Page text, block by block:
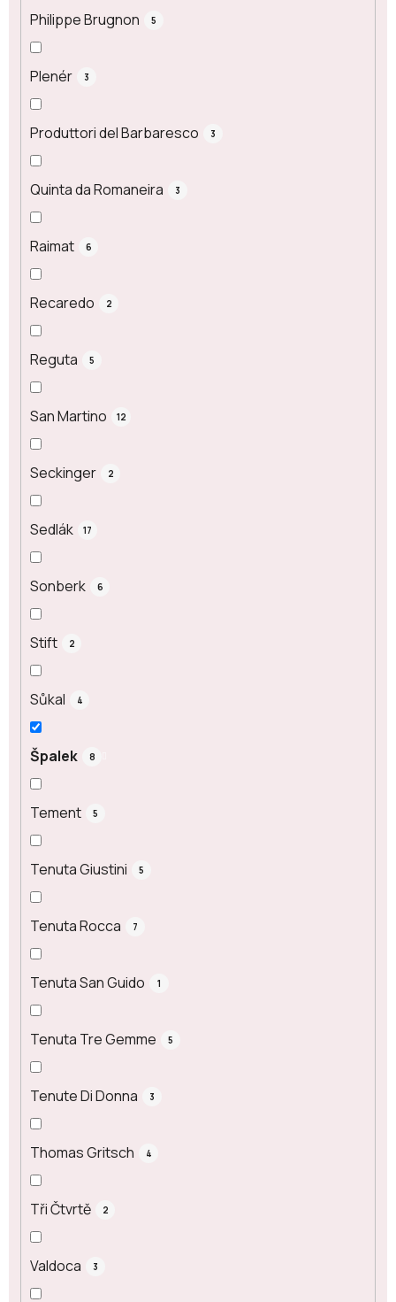
Philippe Brugnon 5
Plenér 3
Produttori del Barbaresco 3
Quinta da Romaneira 3
Raimat 6
Recaredo 2
Reguta 5
San Martino 12
Seckinger 2
Sedlák 17
Sonberk 6
Stift 2
Sůkal 4
Špalek 8
Tement 5
Tenuta Giustini 5
Tenuta Rocca 7
Tenuta San Guido 1
Tenuta Tre Gemme 5
Tenute Di Donna 3
Thomas Gritsch 4
Tři Čtvrtě 2
Valdoca 3